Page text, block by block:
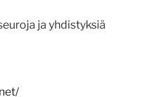
ja yhdistyksiä